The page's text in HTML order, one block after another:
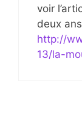
voir
deux
http://
13/la-